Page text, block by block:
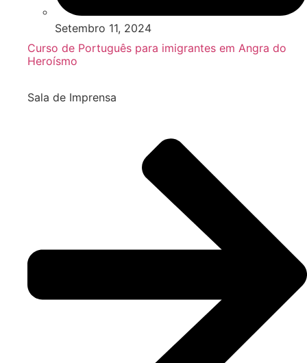
Setembro 11, 2024
Curso de Português para imigrantes em Angra do
Heroísmo
Sala de Imprensa